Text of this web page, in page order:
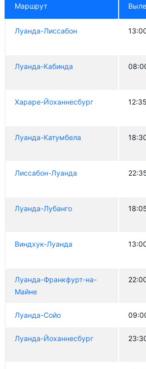
Маршрут
Луанда-Лиссабон
Луанда-Кабинда
Хараре-Йоханнесбург 12:35
Луанда-Катумбела
Лиссабон-Луанда
Луанда-Лубанго
Виндхук-Луанда
Луанда-Франкфурт-на-
Майне
Луанда-Сойо
Луанда-Йоханнесбург